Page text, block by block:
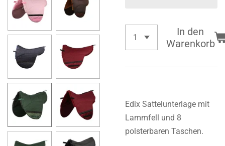
In den
Warenkorb
Edix Sattelunterlage mit
Lammfell und 8
polsterbaren Taschen.